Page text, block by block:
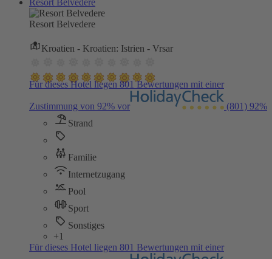
Resort Belvedere
Kroatien - Kroatien: Istrien - Vrsar
Für dieses Hotel liegen 801 Bewertungen mit einer
Zustimmung von 92% vor (801) 92%
Strand
Familie
Internetzugang
Pool
Sport
Sonstiges
+1
Für dieses Hotel liegen 801 Bewertungen mit einer